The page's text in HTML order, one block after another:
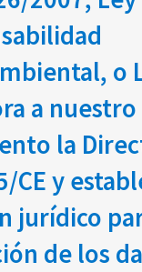
o
a nuestro
la
CE y
jurídico
de los